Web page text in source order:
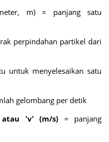
m) = panjang satu
perpindahan partikel dari
untuk menyelesaikan satu
gelombang per detik
atau 'v' (m/s) = panjang